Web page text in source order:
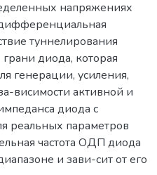
напряжениях
туннелирования
диода, которая
генерации, усиления,
висимости активной и
диода с
реальных параметров
частота ОДП диода
и зави-сит от его